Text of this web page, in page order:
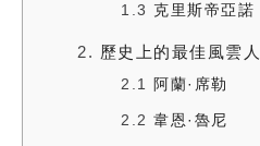
1.3 克里斯帝亞諾
2. 歷史上的最佳風雲人
2.1 阿蘭·席勒
2.2 韋恩·魯尼